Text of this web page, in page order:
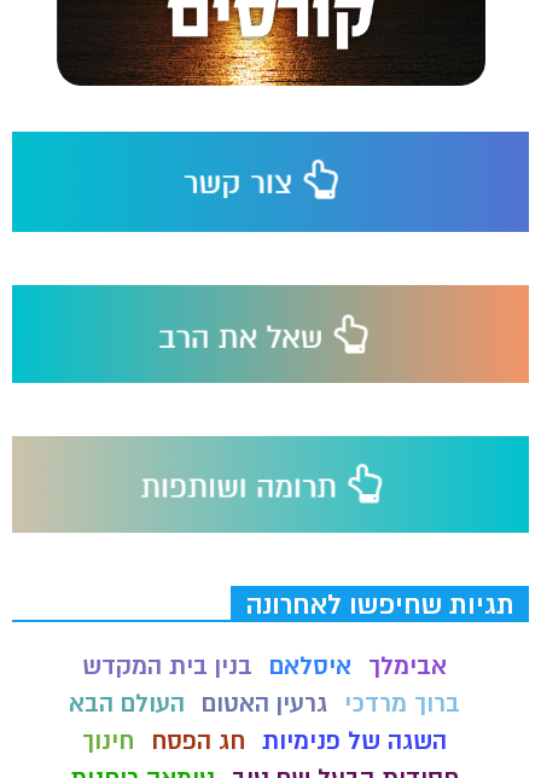
תגיות שחיפשו לאחרונה
אבימלך איסלאם
בנין בית המקדש
ברוך מרדכי
גרעין האטום
העולם הבא
השגה של פנימיות חג הפסח
חינוך